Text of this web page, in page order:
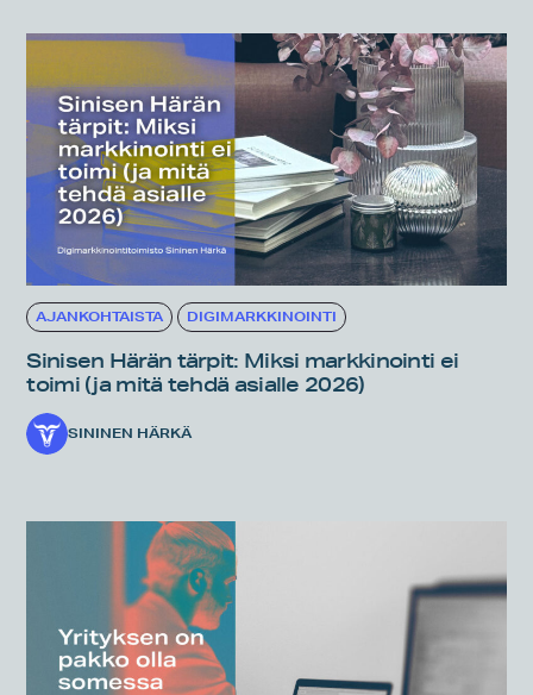
AJANKOHTAISTA DIGIMARKKINOINTI
Sinisen Härän tärpit: Miksi markkinointi ei
toimi (ja mitä tehdä asialle 2026)
SININEN HÄRKÄ